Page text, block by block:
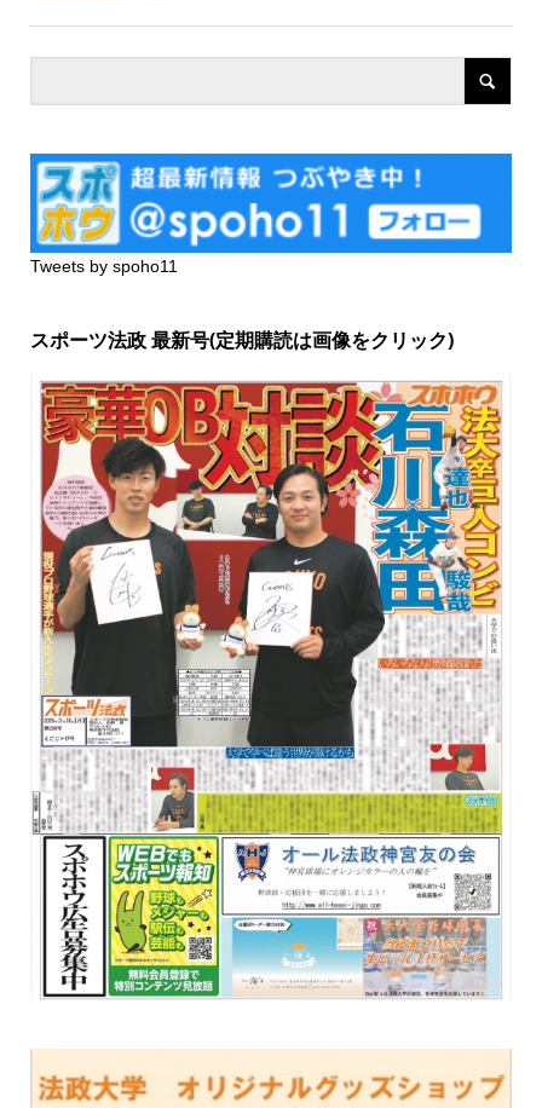
Tweets by spoho11
スポーツ法政 最新号(定期購読は画像をクリック)